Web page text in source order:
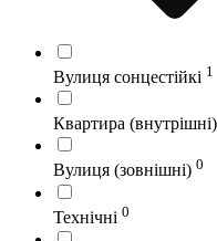
Вулиця сонцестійкі 1
Квартира (внутрішні)
Вулиця (зовнішні) 0
Технічні 0